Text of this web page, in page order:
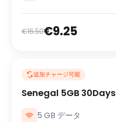
€16.50€9.25
追加チャージ可能
Senegal 5GB 30Days
5 GB データ